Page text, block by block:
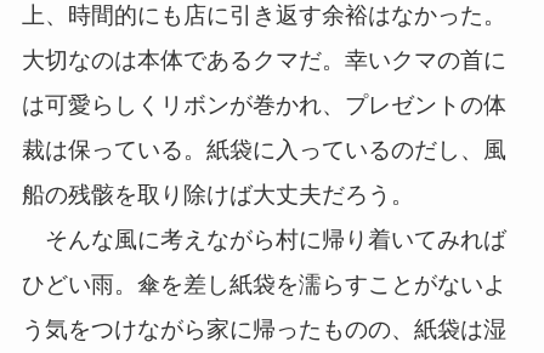
上、時間的にも店に引き返す余裕はなかった。
大切なのは本体であるクマだ。幸いクマの首に
は可愛らしくリボンが巻かれ、プレゼントの体
裁は保っている。紙袋に入っているのだし、風
船の残骸を取り除けば大丈夫だろう。
そんな風に考えながら村に帰り着いてみれば
ひどい雨。傘を差し紙袋を濡らすことがないよ
う気をつけながら家に帰ったものの、紙袋は湿